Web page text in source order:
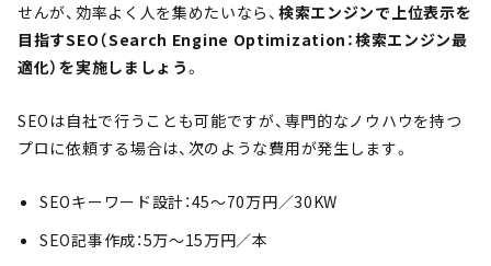
せんが、効率よく人を集めたいなら、 検索エンジンで上位表示を
目指すSEO（Search Engine Optimization：検索エンジン最
適化）を実施しましょう。
SEOは自社で行うことも可能ですが、専門的なノウハウを持つ
プロに依頼する場合は、次のような費用が発生します。
SEOキーワード設計：45〜70万円／30KW
SEO記事作成：5万〜15万円／本